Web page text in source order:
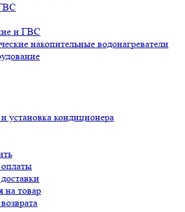
и ГВС
накопительные водонагреватели
установка кондиционера
на товар